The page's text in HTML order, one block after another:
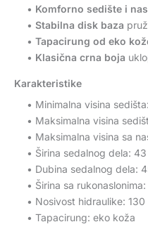
• Komforno sedište i
• Stabilna disk baza
• Tapacirung od eko
• Klasična crna boja
Karakteristike
• Minimalna visina
• Maksimalna visina
• Maksimalna visina sa
• Širina sedalnog dela:
• Dubina sedalnog dela:
• Širina sa
• Nosivost hidraulike: 130
• Tapacirung: eko koža